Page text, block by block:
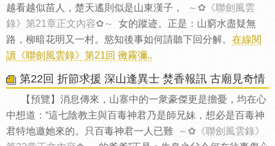
越看越似苗人，楚天遙則似是山東漢子，
～✿《聯劍風雲
錄》第21章正文內容✿～
女的蹤迹。正是：山窮水盡疑無
路，柳暗花明又一村。慾知後事如何請聽下回分解。 在線閱
讀《聯劍風雲錄》第21回 黴霧彌..
第22回 折節求援 深山逢異士 焚香報訊 古廟見奇情
【預覽】消息傳來，山寨中的一衆豪傑更是擔憂，均在心
中想道：“這七陰教主與百毒神君乃是師兄妹，想必是百毒神
君特地邀她來的。只百毒神君一人已難
～✿《聯劍風雲錄》